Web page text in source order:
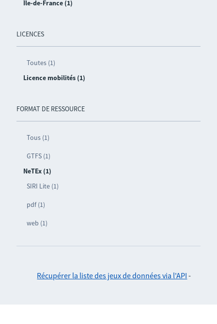
Île-de-France (1)
LICENCES
Toutes (1)
Licence mobilités (1)
FORMAT DE RESSOURCE
Tous (1)
GTFS (1)
NeTEx (1)
SIRI Lite (1)
pdf (1)
web (1)
Récupérer la liste des jeux de données via l'API -